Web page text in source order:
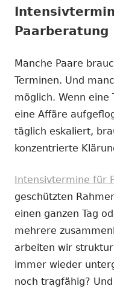
Paarberatung
Manche Paare
Terminen. Und
möglich. Wenn eine
eine Affäre
täglich eskaliert,
konzentrierte
Intensivtermine für
geschützten
einen ganzen Tag
mehrere
arbeiten wir
immer wieder
noch tragfähig?